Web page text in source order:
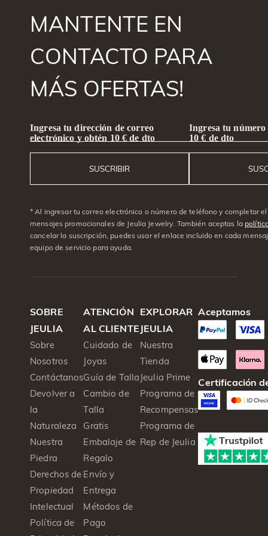
MANTENTE EN
CONTACTO PARA
MÁS OFERTAS!
Ingresa tu dirección de correo
electrónico y obtén 10 € de dto
SUSCRIBIR
Ingresa tu número
10 € de dto
* Al ingresar tu correo electrónico o número de teléfono y completar
mensajes promocionales de Jeulia Jewelry. También aceptas la
cancelar la suscripción, puedes usar el enlace incluido en cada
equipo de servicio para ayuda.
SOBRE
JEULIA
Sobre
Nosotros
Contáctanos
Devolver a
la
Naturaleza
Nuestra
Piedra
Derechos de
Propiedad
Intelectual
Política de
ATENCIÓN
AL CLIENTE
Cuidado de
Joyas
Guía de Talla
Cambio de
Talla
Gratis
Embalaje de
Regalo
Envío y
Entrega
Métodos de
Pago
EXPLORAR
JEULIA
Nuestra
Tienda
Jeulia Prime
Programa de
Recompensas
Programa de
Rep de Jeulia
Aceptamos
Certificación